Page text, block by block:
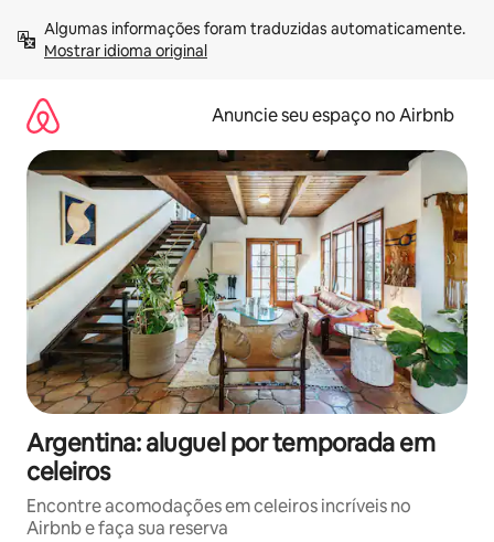
para
Mostrar idioma original
Anuncie seu espaço no Airbnb
Argentina: aluguel por temporada em
celeiros
Encontre acomodações em celeiros incríveis no
Airbnb e faça sua reserva